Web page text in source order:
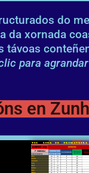
do
xornada
távoas
para
en